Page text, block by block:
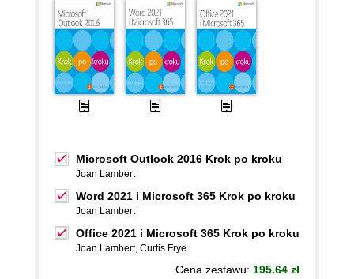
Microsoft Outlook 2016 Krok po kroku
Joan Lambert
Word 2021 i Microsoft 365 Krok po kroku
Joan Lambert
Office 2021 i Microsoft 365 Krok po kroku
Joan Lambert, Curtis Frye
Cena zestawu: 195.64 zł